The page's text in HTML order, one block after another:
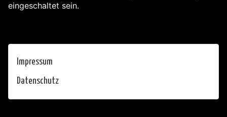
eingeschaltet sein.
Impressum
Datenschutz